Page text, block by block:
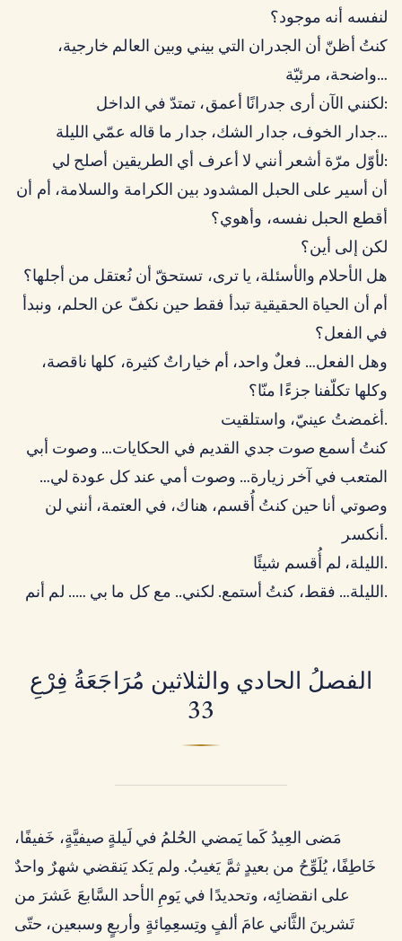
لنفسه أنه موجود؟
كنتُ أظنّ أن الجدران التي بيني وبين العالم خارجية،
واضحة، مرئيّة…
لكنني الآن أرى جدرانًا أعمق، تمتدّ في الداخل:
جدار الخوف، جدار الشك، جدار ما قاله عمّي الليلة…
لأوّل مرّة أشعر أنني لا أعرف أي الطريقين أصلح لي:
أن أسير على الحبل المشدود بين الكرامة والسلامة، أم أن
أقطع الحبل نفسه، وأهوي؟
لكن إلى أين؟
هل الأحلام والأسئلة، يا ترى، تستحقّ أن نُعتقل من أجلها؟
أم أن الحياة الحقيقية تبدأ فقط حين نكفّ عن الحلم، ونبدأ
في الفعل؟
وهل الفعل… فعلٌ واحد، أم خياراتٌ كثيرة، كلها ناقصة،
وكلها تكلّفنا جزءًا منّا؟
أغمضتُ عينيّ، واستلقيت.
كنتُ أسمع صوت جدي القديم في الحكايات… وصوت أبي
المتعب في آخر زيارة… وصوت أمي عند كل عودة لي…
وصوتي أنا حين كنتُ أُقسم، هناك، في العتمة، أنني لن
أنكسر.
الليلة، لم أُقسم شيئًا.
الليلة… فقط، كنتُ أستمع. لكني.. مع كل ما بي ….. لم أنم.
الفصلُ الحادي والثلاثين مُرَاجَعَةُ فِرْعِ
33
مَضى العِيدُ كَما يَمضي الحُلمُ في لَيلةٍ صيفيَّةٍ، خَفيفًا،
خَاطِفًا، يُلَوِّحُ من بعيدٍ ثمَّ يَغيبُ. ولم يَكد يَنقضي شهرٌ واحدٌ
على انقضائِه، وتحديدًا في يَومِ الأحد السَّابعَ عَشرَ من
تَشرينَ الثَّاني عامَ ألفٍ وتِسعِمِائةٍ وأربعٍ وسبعين، حتّى